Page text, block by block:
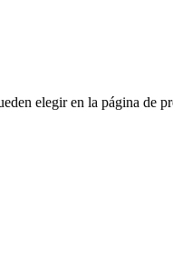
elegir en la página de